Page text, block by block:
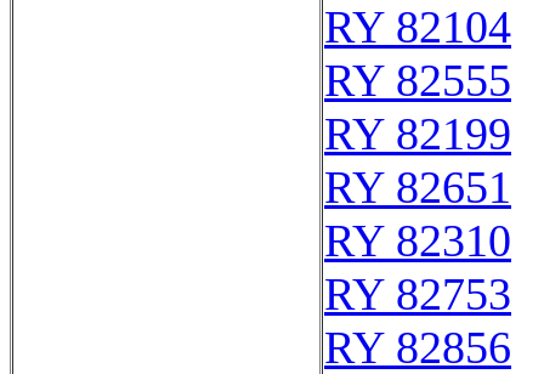
RY 82104
RY 82555
RY 82199
RY 82651
RY 82310
RY 82753
RY 82856